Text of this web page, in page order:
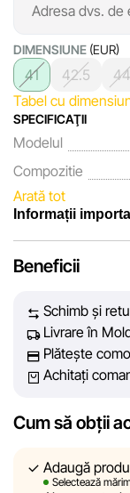
DIMENSIUNE (EUR)
41 42.5 44
Tabel cu
SPECIFICAŢII
Modelul
Compozitie
Arată tot
Informații
încrederea
prezentate pe
actuale. Scopul
veridice, pentru
de cumpărare.
Cu toate acestea,
afișate pe site,
disfuncționalități.
Beneficii
Schimb și
Livrare în
Plătește
Achitați
Cum să obții
Adaugă
Selectează